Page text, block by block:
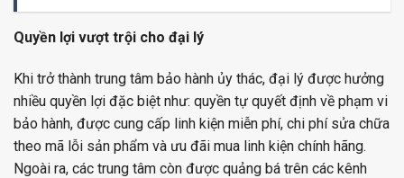
Quyền lợi vượt trội cho đại lý
Khi trở thành trung tâm bảo hành ủy thác, đại lý được hưởng
nhiều quyền lợi đặc biệt như: quyền tự quyết định về phạm vi
bảo hành, được cung cấp linh kiện miễn phí, chi phí sửa chữa
theo mã lỗi sản phẩm và ưu đãi mua linh kiện chính hãng.
Ngoài ra, các trung tâm còn được quảng bá trên các kênh